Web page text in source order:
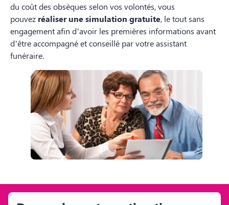
du coût des obsèques selon vos volontés, vous
pouvez réaliser une simulation gratuite, le tout sans
engagement afin d’avoir les premières informations avant
d’être accompagné et conseillé par votre assistant
funéraire.